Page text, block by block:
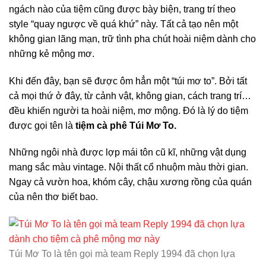
ngách nào của tiệm cũng được bày biện, trang trí theo
style “quay ngược về quá khứ” này. Tất cả tạo nên một
không gian lãng mạn, trữ tình pha chút hoài niệm dành cho
những kẻ mộng mơ.
Khi đến đây, bạn sẽ được ôm hẳn một “túi mơ to”. Bởi tất
cả mọi thứ ở đây, từ cảnh vật, không gian, cách trang trí…
đều khiến người ta hoài niệm, mơ mộng. Đó là lý do tiệm
được gọi tên là tiệm cà phê Túi Mơ To.
Những ngôi nhà được lợp mái tôn cũ kĩ, những vật dụng
mang sắc màu vintage. Nội thất cổ nhuộm màu thời gian.
Ngay cả vườn hoa, khóm cây, chậu xương rồng của quán
của nên thơ biết bao.
Túi Mơ To là tên gọi mà team Reply 1994 đã chọn lựa